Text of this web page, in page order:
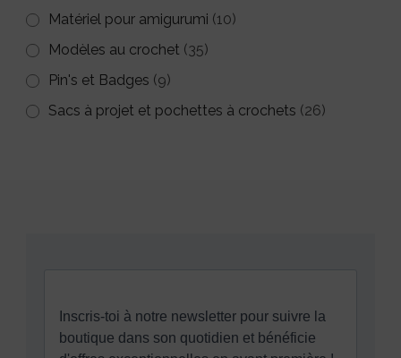
Matériel pour amigurumi (10)
Modèles au crochet (35)
Pin's et Badges (9)
Sacs à projet et pochettes à crochets (26)